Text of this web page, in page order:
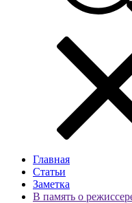
Главная
Статьи
Заметка
В память о